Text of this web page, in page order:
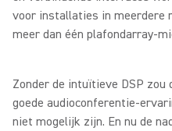
voor installaties in meerdere
meer dan één plafondarray-
Zonder de intuïtieve DSP zou
goede audioconferentie-
niet mogelijk zijn. En nu de